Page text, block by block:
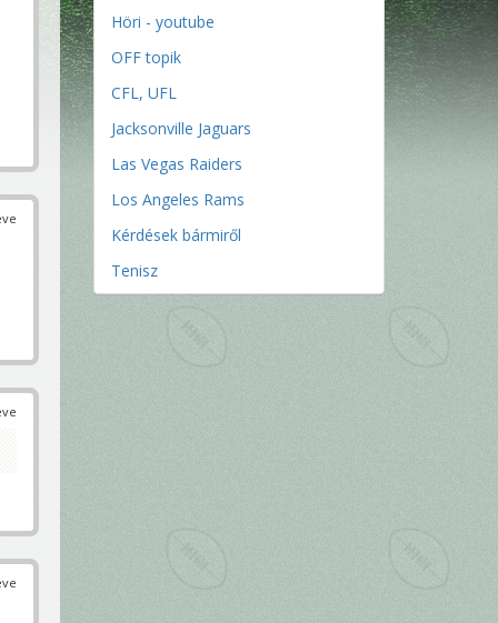
Höri - youtube
OFF topik
CFL, UFL
Jacksonville Jaguars
Las Vegas Raiders
Los Angeles Rams
Kérdések bármiről
Tenisz